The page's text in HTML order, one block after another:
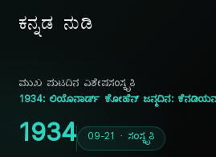
ಕನ್ನಡ ನುಡಿ
ಮುಖ ಪುಟದಿನ ವಿಶೇಷಸಂಸ್ಕೃತಿ
1934: ಲಿಯೊನಾರ್ಡ್ ಕೋಹೆನ್ ಜನ್ಮದಿನ:
1934 09-21 · ಸಂಸ್ಕೃತಿ